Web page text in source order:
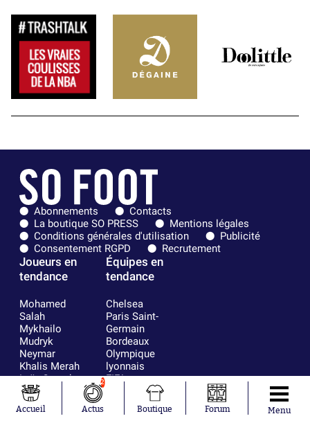
Abonnements
Contacts
La boutique SO PRESS
Mentions légales
Conditions générales d'utilisation
Publicité
Consentement RGPD
Recrutement
Joueurs en
tendance
Mohamed
Salah
Mykhailo
Mudryk
Neymar
Khalis Merah
Loïs Openda
Moussa
Niakhaté
Nicolás
Équipes en
tendance
Chelsea
Paris Saint-
Germain
Bordeaux
Olympique
lyonnais
FIFA
Real Madrid
RC Strasbourg
AC Milan
Accueil
2
Actus Boutique Forum Menu